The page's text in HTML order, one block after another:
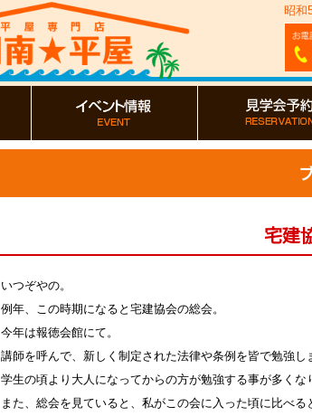
昭和
宅建
いつぞやの。
例年、この時期になると宅建協会の総会。
今年は報徳会館にて。
講師を呼んで、新しく制定された法律や条例を皆で勉強し
学生の頃より大人になってからの方が勉強する事が多くな
また、総会を見ていると、私がこの会に入った頃に比べ